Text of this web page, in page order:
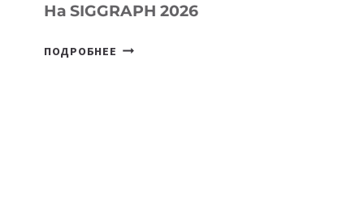
На SIGGRAPH 2026
ПОДРОБНЕЕ HIGGSFIELD